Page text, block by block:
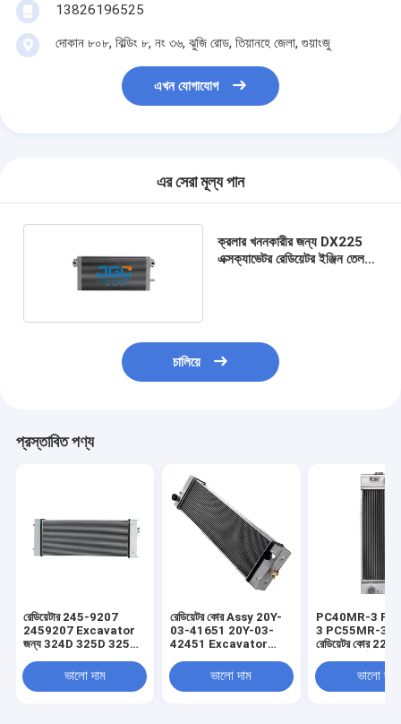
13826196525
দোকান ৮০৮, বিল্ডিং ৮, নং ৩৬, ঝুজি রোড, তিয়ানহে জেলা, গুয়াংজু
এখন যোগাযোগ
এর সেরা মূল্য পান
ক্রলার খননকারীর জন্য DX225
এক্সক্যাভেটর রেডিয়েটর ইঞ্জিন তেল
চালিয়ে
প্রস্তাবিত পণ্য
রেডিয়েটার 245-9207
2459207 Excavator
জন্য 324D 325D 325D
ভালো দাম
রেডিয়েটর কোর Assy 20Y-
03-41651 20Y-03-
42451 Excavator
এর জন্য
ভালো দাম
PC40MR-3
3 PC55MR-3
রেডিয়েটর কোর
ভালো দাম